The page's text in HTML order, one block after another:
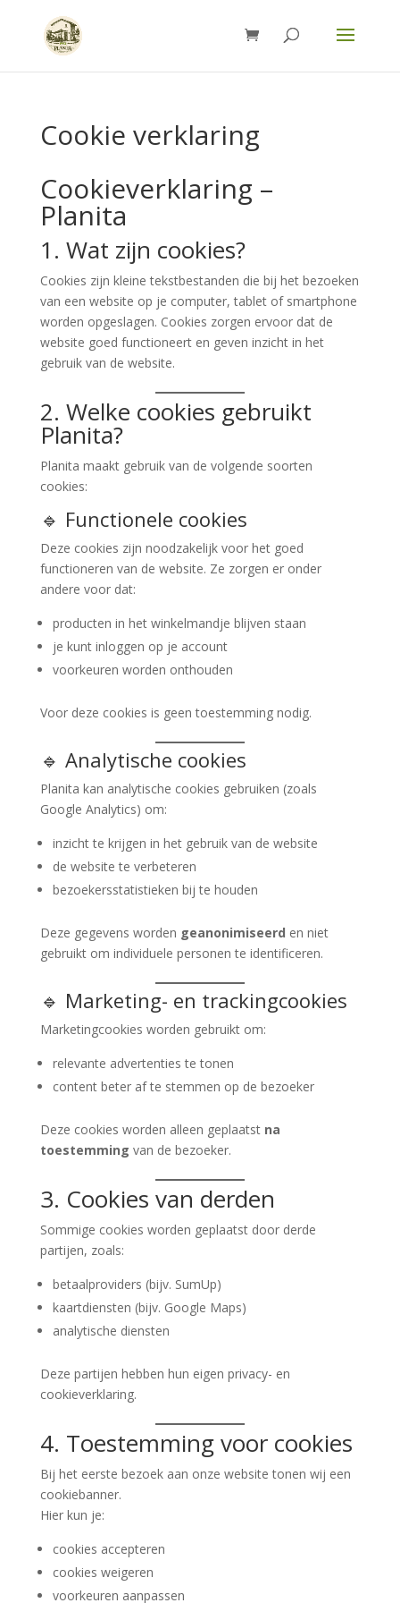
Cookie verklaring
Cookieverklaring –
Planita
1. Wat zijn cookies?
Cookies zijn kleine tekstbestanden die bij het bezoeken
van een website op je computer, tablet of smartphone
worden opgeslagen. Cookies zorgen ervoor dat de
website goed functioneert en geven inzicht in het
gebruik van de website.
2. Welke cookies gebruikt
Planita?
Planita maakt gebruik van de volgende soorten
cookies:
🔹 Functionele cookies
Deze cookies zijn noodzakelijk voor het goed
functioneren van de website. Ze zorgen er onder
andere voor dat:
producten in het winkelmandje blijven staan
je kunt inloggen op je account
voorkeuren worden onthouden
Voor deze cookies is geen toestemming nodig.
🔹 Analytische cookies
Planita kan analytische cookies gebruiken (zoals
Google Analytics) om:
inzicht te krijgen in het gebruik van de website
de website te verbeteren
bezoekersstatistieken bij te houden
Deze gegevens worden geanonimiseerd en niet
gebruikt om individuele personen te identificeren.
🔹 Marketing- en trackingcookies
Marketingcookies worden gebruikt om:
relevante advertenties te tonen
content beter af te stemmen op de bezoeker
Deze cookies worden alleen geplaatst na
toestemming van de bezoeker.
3. Cookies van derden
Sommige cookies worden geplaatst door derde
partijen, zoals:
betaalproviders (bijv. SumUp)
kaartdiensten (bijv. Google Maps)
analytische diensten
Deze partijen hebben hun eigen privacy- en
cookieverklaring.
4. Toestemming voor cookies
Bij het eerste bezoek aan onze website tonen wij een
cookiebanner.
Hier kun je:
cookies accepteren
cookies weigeren
voorkeuren aanpassen